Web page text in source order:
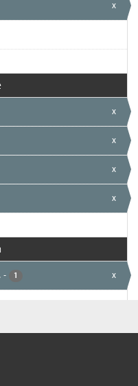
x
x
x
x
x
- 1 x